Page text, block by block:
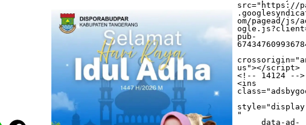
src="https://
om/pagead/js/
pub-
us"></script>
<!-- 14124 -->
<ins
"
     data-ad-